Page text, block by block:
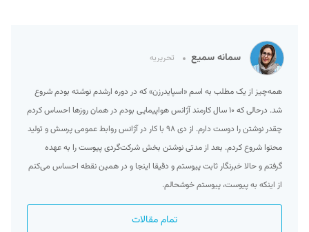
سمانه سمیع تحریریه
همه‌چیز از یک مطلب به اسم «اسپایدرزن» که در دوره ارشدم نوشته بودم شروع
شد. درحالی که ۱۰ سال کارمند آژانس هواپیمایی بودم در همان روزها احساس کردم
چقدر نوشتن را دوست دارم. از دی ۹۸ با کار در آژانس روابط عمومی پرسش و تولید
محتوا شروع کردم. بعد از مدتی نوشتن بخش شرکت‌گردی پیوست را به عهده
گرفتم و حالا خبرنگار ثابت پیوستم و دقیقا اینجا و در همین نقطه احساس می‌کنم
از اینکه به پیوست، پیوستم خوشحالم.
تمام مقالات